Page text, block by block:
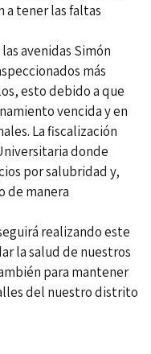
a tener las faltas
avenidas Simón
más
esto debido a que
vencida y en
La fiscalización
donde
por salubridad y,
de manera
realizando este
la salud de nuestros
para mantener
del nuestro distrito